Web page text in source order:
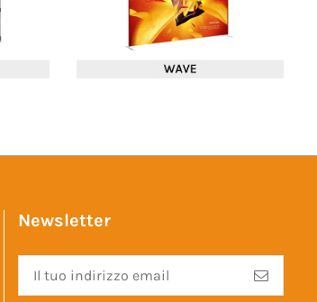
Newsletter